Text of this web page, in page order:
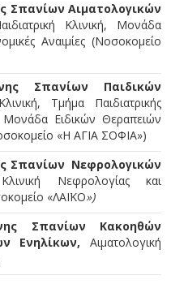
Σπανίων Αιματολογικών
Κλινική, Μονάδα
Αναιμίες (Νοσοκομείο
Σπανίων Παιδικών
Τμήμα Παιδιατρικής
Μονάδα Ειδικών Θεραπειών
«Η ΑΓΙΑ ΣΟΦΙΑ»)
Σπανίων Νεφρολογικών
Κλινική Νεφρολογίας και
«ΛΑΪΚΟ»)
Σπανίων Κακοηθών
Ενηλίκων, Αιματολογική